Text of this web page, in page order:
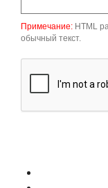
Примечание: HTML
обычный текст.